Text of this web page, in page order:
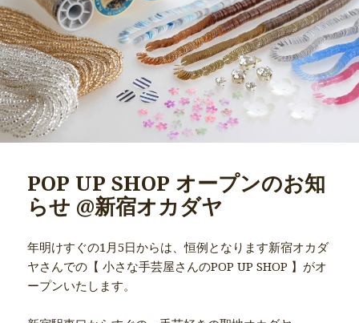
POP UP SHOP オープンのお知
らせ @新宿オカダヤ
年明けすぐの1月5日からは、恒例となります新宿オカダ
ヤさんでの【 小さな手芸屋さんのPOP UP SHOP 】がオ
ープンいたします。